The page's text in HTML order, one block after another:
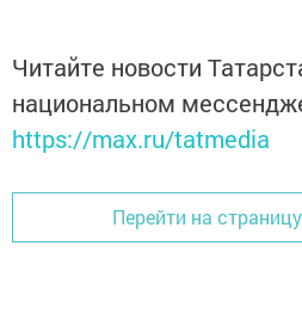
Читайте новости
национальном
https://max.ru/tatmedia
Перейти на